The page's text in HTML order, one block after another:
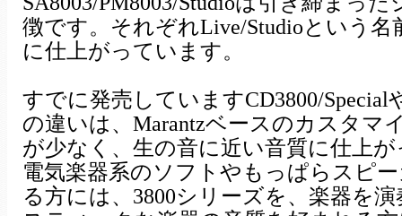
徴です。それぞれLive/Studioという
に仕上がっています。
すでに発売していますCD3800/Special
の違いは、Marantzベースのカスタマ
が少なく、生の音に近い音質に仕上
電気楽器系のソフトやもっぱらスピ
る方には、3800シリーズを、楽器を